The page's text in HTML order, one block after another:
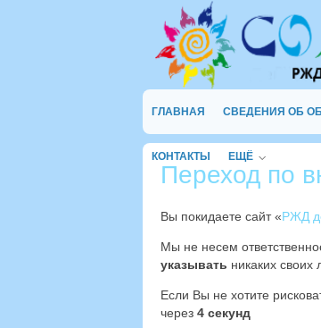
ГЛАВНАЯ СВЕДЕНИЯ ОБ
КОНТАКТЫ ЕЩЁ
Переход по
Вы покидаете сайт «РЖД
Мы не несем
указывать никаких своих
Если Вы не хотите
через 3 секунд